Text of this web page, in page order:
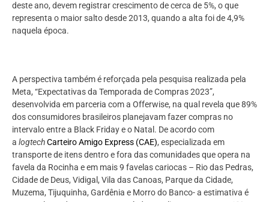
deste ano, devem registrar crescimento de cerca de 5%, o que
representa o maior salto desde 2013, quando a alta foi de 4,9%
naquela época.
A perspectiva também é reforçada pela pesquisa realizada pela
Meta, “Expectativas da Temporada de Compras 2023”,
desenvolvida em parceria com a Offerwise, na qual revela que 89%
dos consumidores brasileiros planejavam fazer compras no
intervalo entre a Black Friday e o Natal. De acordo com
a logtechCarteiro Amigo Express (CAE), especializada em
transporte de itens dentro e fora das comunidades que opera na
favela da Rocinha e em mais 9 favelas cariocas – Rio das Pedras,
Cidade de Deus, Vidigal, Vila das Canoas, Parque da Cidade,
Muzema, Tijuquinha, Gardênia e Morro do Banco- a estimativa é